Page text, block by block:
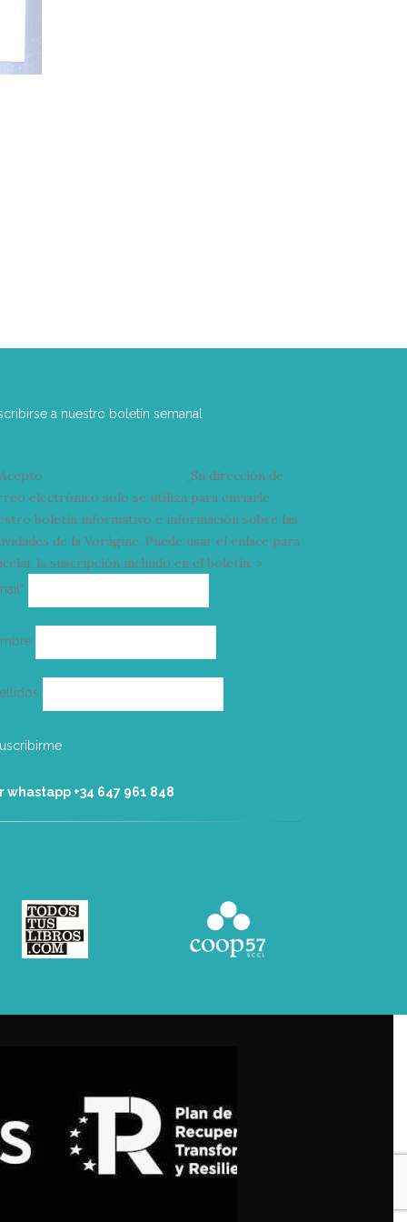
a nuestro boletín semanal
Acepto
Su dirección de
electrónico solo se utiliza para enviarle
boletín informativo e información sobre las
de la Vorágine. Puede usar el enlace para
la suscripción incluido en el boletín. >
electrónico
whastapp +34 ‭647 961 848‬